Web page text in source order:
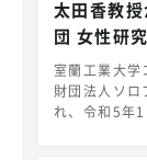
通信効率の最
究成果を挙げ
究を展開している。 研究活動と並行
女雇用参画
モデルに関連
は室蘭工業大
太田香教
団 女性研
室蘭工業大
財団法人ソロ
れ、令和5年